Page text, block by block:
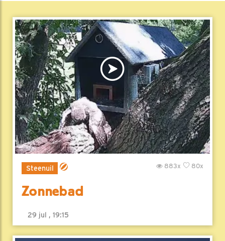
Steenuil 80x
883x
Zonnebad
29 jul , 19:15